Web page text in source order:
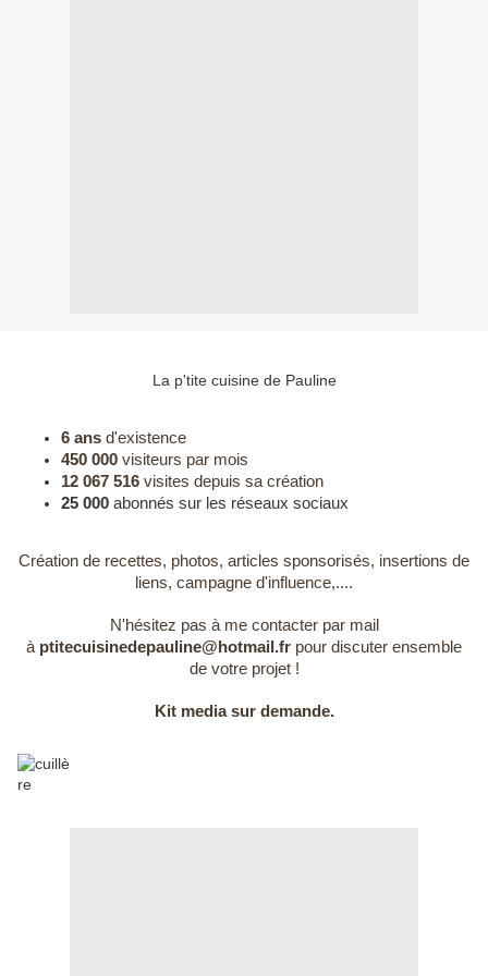
La p'tite cuisine de Pauline
6 ans d'existence
450 000 visiteurs par mois
12 067 516 visites depuis sa création
25 000 abonnés sur les réseaux sociaux
Création de recettes, photos, articles sponsorisés, insertions de
liens, campagne d'influence,....
N'hésitez pas à me contacter par mail
à ptitecuisinedepauline@hotmail.fr pour discuter ensemble
de votre projet !
Kit media sur demande.